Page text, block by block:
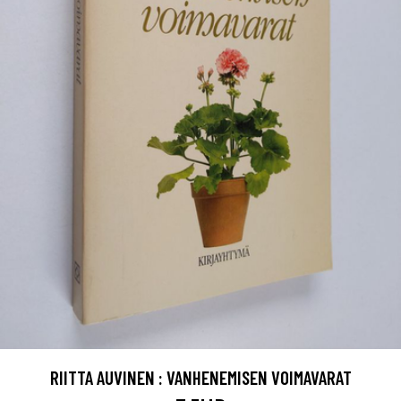
RIITTA AUVINEN : VANHENEMISEN VOIMAVARAT